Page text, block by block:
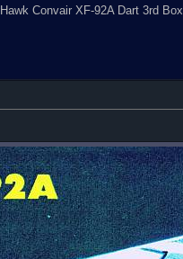
Convair XF-92A Dart 3rd Box